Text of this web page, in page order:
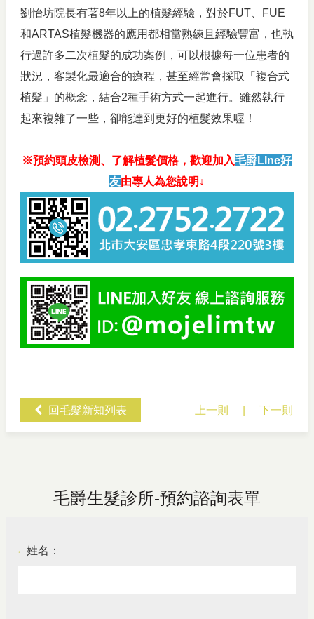
劉怡坊院長有著8年以上的植髮經驗，對於FUT、FUE
和ARTAS植髮機器的應用都相當熟練且經驗豐富，也執
行過許多二次植髮的成功案例，可以根據每一位患者的
狀況，客製化最適合的療程，甚至經常會採取「複合式
植髮」的概念，結合2種手術方式一起進行。雖然執行
起來複雜了一些，卻能達到更好的植髮效果喔！
※預約頭皮檢測、了解植髮價格，歡迎加入毛爵LIne好
友由專人為您說明↓
回毛髮新知列表 上一則 |下一則
毛爵生髮診所-預約諮詢表單
● 姓名：